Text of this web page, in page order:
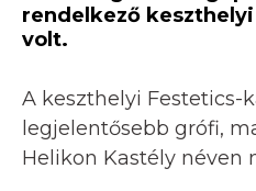
rendelkező
volt.
A keszthelyi Festetics-
legjelentősebb grófi,
Helikon Kastély